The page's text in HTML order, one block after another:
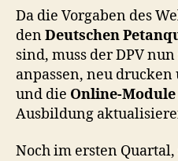
Da die Vorgaben des
denDeutschen
sind, muss der DPV
anpassen, neu
und die Online-Module
Ausbildung
Noch im ersten Quartal,